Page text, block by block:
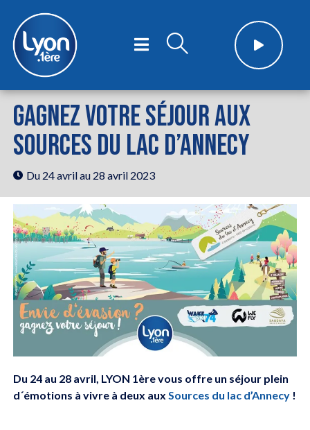
GAGNEZ VOTRE SÉJOUR AUX
SOURCES DU LAC D’ANNECY
Du 24 avrilau 28 avril 2023
Du 24 au 28 avril, LYON 1ère vous offre un séjour plein
d´émotions à vivre à deux aux Sources du lac d’Annecy!